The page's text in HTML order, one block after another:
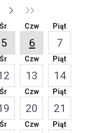
Śr
5
Czw
6
Piąt
7
Śr Czw
13
Piąt
14
Śr Czw
20
Piąt
21
Śr Czw Piąt